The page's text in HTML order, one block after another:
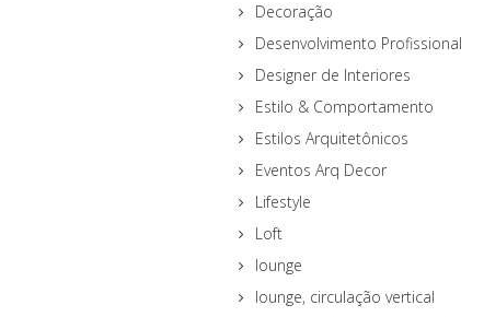
Decoração
Desenvolvimento Profissional
Designer de Interiores
Estilo & Comportamento
Estilos Arquitetônicos
Eventos Arq Decor
Lifestyle
Loft
lounge
lounge, circulação vertical